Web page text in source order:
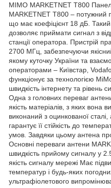
MIMO MARKETNET T800
MARKETNET T800 – потужний
що має коефіцієнт 18 дБ.
дозволяє приймати сигнал з
станції оператора. Пристрій
2700 МГц, забезпечуючи
якому куточку України та
операторами – Київстар,
функціонує за технологією
швидкість інтернету та рівень
Одна з головних переваг
якість матеріалів, з яких вона
виконаний з оцинкованої
гарантує її стійкість до
умов. Завдяки цьому антена
Основні переваги антени
швидкість прийому сигналу у
якість сигналу мережі Має
температур і будь-яких
ультрафіолетового